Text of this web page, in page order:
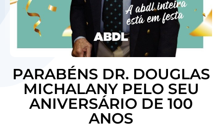
PARABÉNS DR. DOUGLAS
MICHALANY PELO SEU
ANIVERSÁRIO DE 100
ANOS